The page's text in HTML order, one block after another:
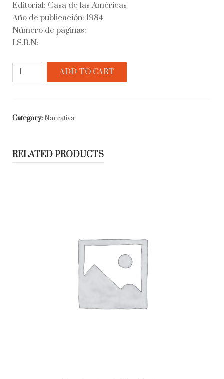
Editorial: Casa de las Américas
Año de publicación: 1984
Número de páginas:
I.S.B.N:
Antología
quantity
ADD TO CART
Category:Narrativa
RELATED PRODUCTS